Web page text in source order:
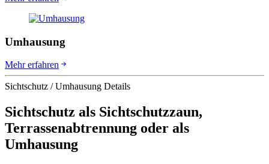
Umhausung
Mehr erfahren
Sichtschutz / Umhausung Details
Sichtschutz als Sichtschutzzaun,
Terrassenabtrennung oder als
Umhausung